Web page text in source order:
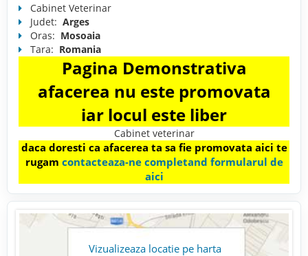
Cabinet Veterinar
Judet: Arges
Oras: Mosoaia
Tara: Romania
Pagina Demonstrativa
afacerea nu este promovata
iar locul este liber
Cabinet veterinar
daca doresti ca afacerea ta sa fie promovata aici te
rugam contacteaza-ne completand formularul de
aici
Vizualizeaza locatie pe harta